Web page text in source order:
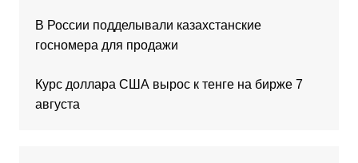
В России подделывали казахстанские
госномера для продажи
Курс доллара США вырос к тенге на бирже 7
августа